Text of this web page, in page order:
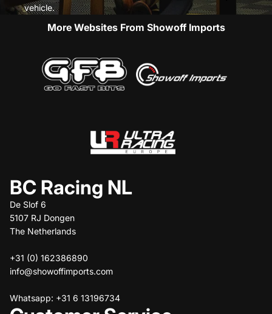
vehicle.
More Websites From Showoff Imports
BC Racing NL
De Slof 6
5107 RJ Dongen
The Netherlands
+31 (0) 162386890
info@showoffimports.com
Whatsapp: +31 6 13196734